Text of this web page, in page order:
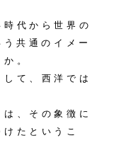
代から世界の
共通のイメー
。
て、西洋では
、その象徴に
たというこ